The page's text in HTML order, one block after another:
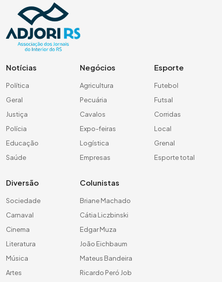
Notícias
Política
Geral
Justiça
Polícia
Educação
Saúde
Negócios
Agricultura
Pecuária
Cavalos
Expo-feiras
Logística
Empresas
Esporte
Futebol
Futsal
Corridas
Local
Grenal
Esporte total
Diversão
Sociedade
Carnaval
Cinema
Literatura
Música
Artes
Colunistas
Briane Machado
Cátia Liczbinski
Edgar Muza
João Eichbaum
Mateus Bandeira
Ricardo Peró Job